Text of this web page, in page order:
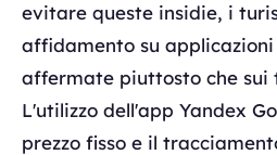
evitare queste insidie, i
affidamento su
affermate piuttosto che sui
L'utilizzo dell'app Yandex
prezzo fisso e il